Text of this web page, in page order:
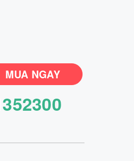
MUA NGAY